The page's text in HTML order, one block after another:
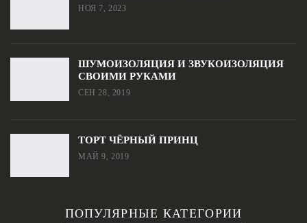
НОЯ 7, 2023
ШУМОИЗОЛЯЦИЯ И ЗВУКОИЗОЛЯЦИЯ
СВОИМИ РУКАМИ
СЕН 28, 2019
ТОРТ ЧЁРНЫЙ ПРИНЦ
МАЙ 9, 2019
ПОПУЛЯРНЫЕ КАТЕГОРИИ